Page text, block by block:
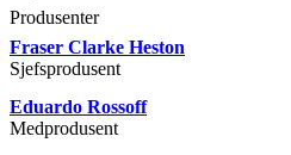
Produsenter
Fraser Clarke Heston
Sjefsprodusent
Eduardo Rossoff
Medprodusent